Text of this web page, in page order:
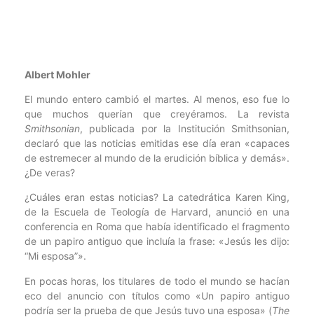
Albert Mohler
El mundo entero cambió el martes. Al menos, eso fue lo
que muchos querían que creyéramos. La revista
Smithsonian, publicada por la Institución Smithsonian,
declaró que las noticias emitidas ese día eran «capaces
de estremecer al mundo de la erudición bíblica y demás».
¿De veras?
¿Cuáles eran estas noticias? La catedrática Karen King,
de la Escuela de Teología de Harvard, anunció en una
conferencia en Roma que había identificado el fragmento
de un papiro antiguo que incluía la frase: «Jesús les dijo:
“Mi esposa”».
En pocas horas, los titulares de todo el mundo se hacían
eco del anuncio con títulos como «Un papiro antiguo
podría ser la prueba de que Jesús tuvo una esposa» (The